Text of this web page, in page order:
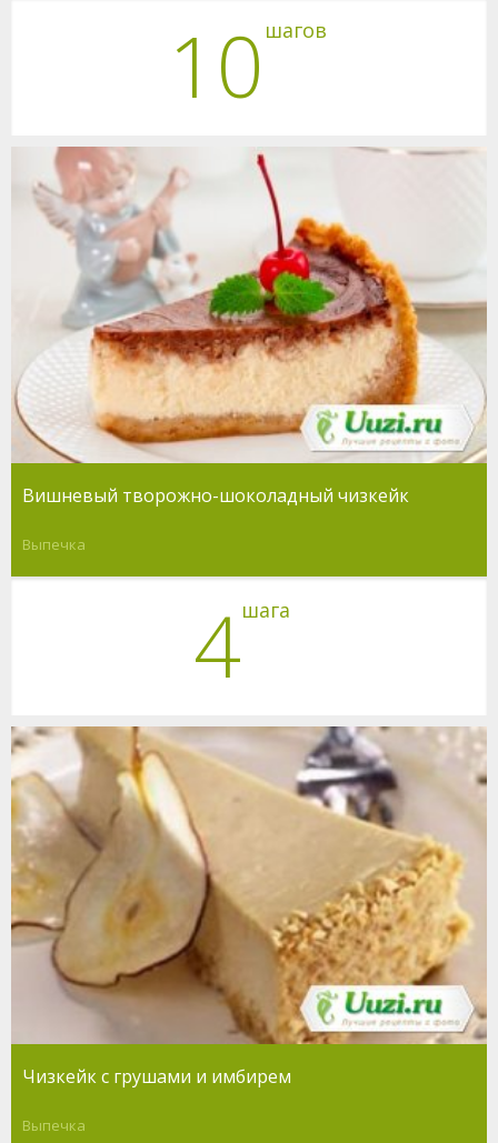
10 шагов
Вишневый творожно-шоколадный чизкейк
Выпечка
4шага
Чизкейк с грушами и имбирем
Выпечка